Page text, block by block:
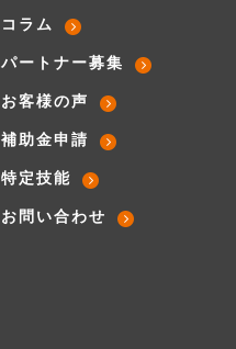
コラム
パートナー募集
お客様の声
補助金申請
特定技能
お問い合わせ